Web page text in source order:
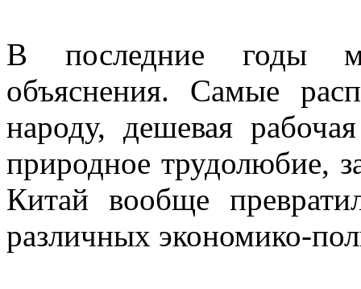
В последние годы
объяснения. Самые
народу, дешевая
природное трудолюбие,
Китай вообще
различных экономико-